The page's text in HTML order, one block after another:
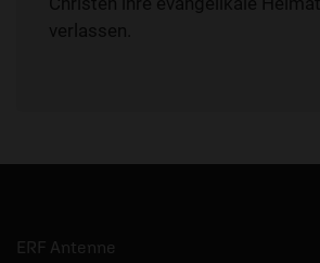
verlassen.
ERF Antenne